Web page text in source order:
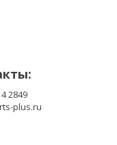
2849
plus.ru